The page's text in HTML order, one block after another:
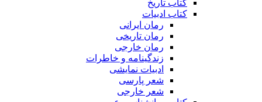
کتاب تاریخ
کتاب ادبیات
رمان ایرانی
رمان تاریخی
رمان خارجی
زندگینامه و خاطرات
ادبیات نمایشی
شعر پارسی
شعر خارجی